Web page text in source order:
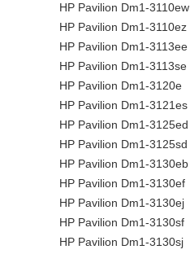
HP Pavilion Dm1-3110ew
HP Pavilion Dm1-3110ez
HP Pavilion Dm1-3113ee
HP Pavilion Dm1-3113se
HP Pavilion Dm1-3120e
HP Pavilion Dm1-3121es
HP Pavilion Dm1-3125ed
HP Pavilion Dm1-3125sd
HP Pavilion Dm1-3130eb
HP Pavilion Dm1-3130ef
HP Pavilion Dm1-3130ej
HP Pavilion Dm1-3130sf
HP Pavilion Dm1-3130sj